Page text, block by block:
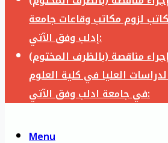
لزوم مكاتب وقاعات جامعة
إدلب وفق الآتي:
مناقصة (بالظرف المختوم)
العليا في كلية العلوم
في جامعة ادلب وفق الآتي:
Menu